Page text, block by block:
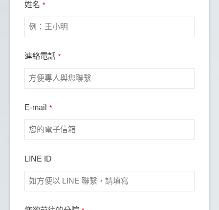
鄭蘋果
姓名 *
連絡電話 *
E-mail *
LINE ID